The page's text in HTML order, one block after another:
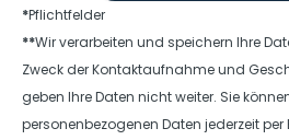
*Pflichtfelder
**Wir verarbeiten und speichern Ihre
Zweck der Kontaktaufnahme und
geben Ihre Daten nicht weiter. Sie
personenbezogenen Daten jederzeit per